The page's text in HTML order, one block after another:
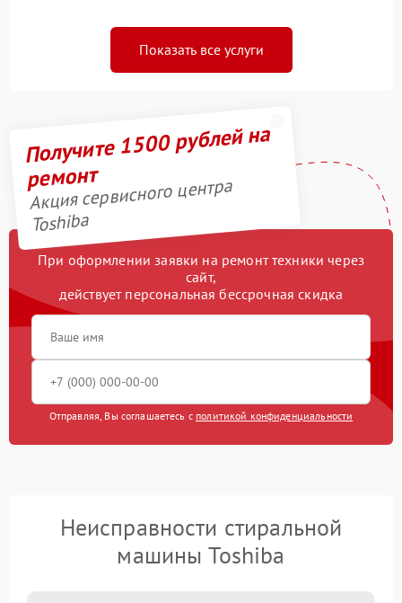
Показать все услуги
Получите 1500 рублей на
ремонт
Акция сервисного центра
Toshiba
При оформлении заявки на ремонт техники через
сайт,
действует персональная бессрочная скидка
Отправляя, Вы соглашаетесь с политикой конфиденциальности
Неисправности стиральной
машины Toshiba